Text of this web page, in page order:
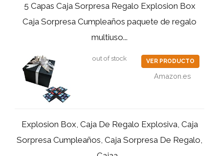
5 Capas Caja Sorpresa Regalo Explosion Box
Caja Sorpresa Cumpleaños paquete de regalo
multiuso...
out of stock VER PRODUCTO
Amazon.es
Explosion Box, Caja De Regalo Explosiva, Caja
Sorpresa Cumpleaños, Caja Sorpresa De Regalo,